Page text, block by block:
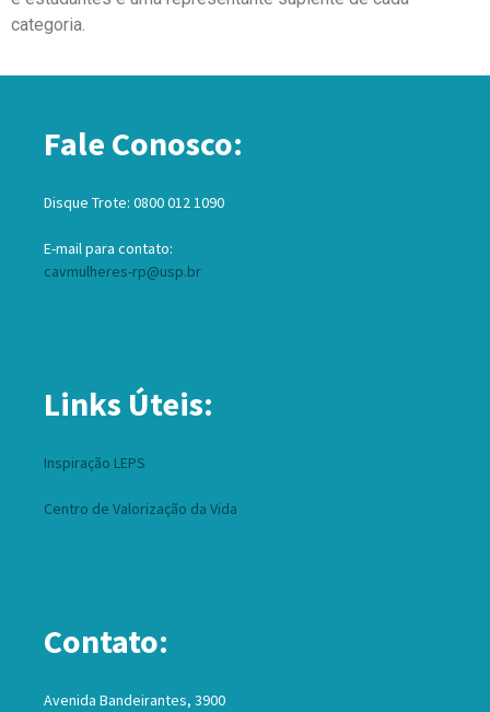
categoria.
Fale Conosco:
Disque Trote: 0800 012 1090
E-mail para contato:
cavmulheres-rp@usp.br
Links Úteis:
Inspiração LEPS
Centro de Valorização da Vida
Contato:
Avenida Bandeirantes, 3900